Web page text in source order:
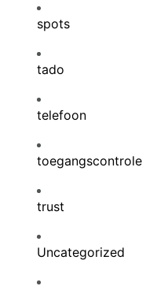
spots
tado
telefoon
toegangscontrole
trust
Uncategorized